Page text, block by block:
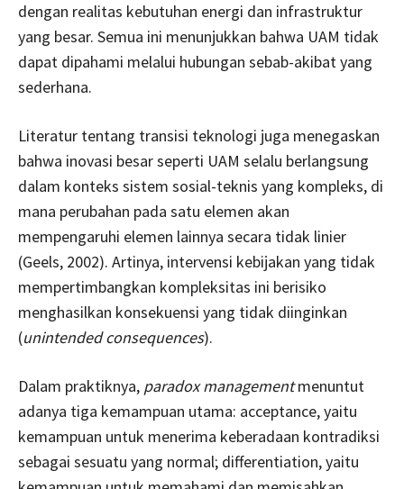
dengan realitas kebutuhan energi dan infrastruktur
yang besar. Semua ini menunjukkan bahwa UAM tidak
dapat dipahami melalui hubungan sebab-akibat yang
sederhana.
Literatur tentang transisi teknologi juga menegaskan
bahwa inovasi besar seperti UAM selalu berlangsung
dalam konteks sistem sosial-teknis yang kompleks, di
mana perubahan pada satu elemen akan
mempengaruhi elemen lainnya secara tidak linier
(Geels, 2002). Artinya, intervensi kebijakan yang tidak
mempertimbangkan kompleksitas ini berisiko
menghasilkan konsekuensi yang tidak diinginkan
(unintended consequences).
Dalam praktiknya, paradox managementmenuntut
adanya tiga kemampuan utama: acceptance, yaitu
kemampuan untuk menerima keberadaan kontradiksi
sebagai sesuatu yang normal; differentiation, yaitu